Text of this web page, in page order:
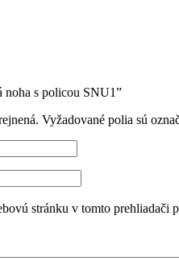
noha s policou SNU1”
Vyžadované polia sú
stránku v tomto prehliadači